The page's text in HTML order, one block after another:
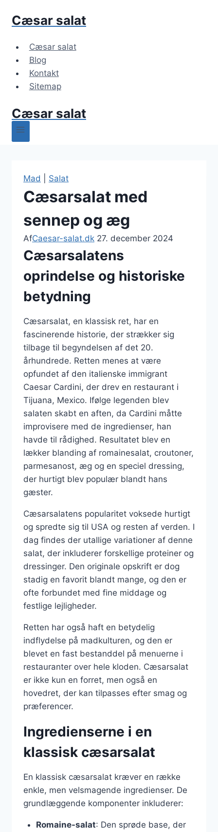
Cæsar salat
Cæsar salat
Blog
Kontakt
Sitemap
Cæsar salat
Mad Salat
Cæsarsalat med
sennep og æg
AfCaesar-salat.dk 27. december 2024
Cæsarsalatens
oprindelse og historiske
betydning
Cæsarsalat, en klassisk ret, har en
fascinerende historie, der strækker sig
tilbage til begyndelsen af det 20.
århundrede. Retten menes at være
opfundet af den italienske immigrant
Caesar Cardini, der drev en restaurant i
Tijuana, Mexico. Ifølge legenden blev
salaten skabt en aften, da Cardini måtte
improvisere med de ingredienser, han
havde til rådighed. Resultatet blev en
lækker blanding af romainesalat, croutoner,
parmesanost, æg og en speciel dressing,
der hurtigt blev populær blandt hans
gæster.
Cæsarsalatens popularitet voksede hurtigt
og spredte sig til USA og resten af verden. I
dag findes der utallige variationer af denne
salat, der inkluderer forskellige proteiner og
dressinger. Den originale opskrift er dog
stadig en favorit blandt mange, og den er
ofte forbundet med fine middage og
festlige lejligheder.
Retten har også haft en betydelig
indflydelse på madkulturen, og den er
blevet en fast bestanddel på menuerne i
restauranter over hele kloden. Cæsarsalat
er ikke kun en forret, men også en
hovedret, der kan tilpasses efter smag og
præferencer.
Ingredienserne i en
klassisk cæsarsalat
En klassisk cæsarsalat kræver en række
enkle, men velsmagende ingredienser. De
grundlæggende komponenter inkluderer:
Romaine-salat: Den sprøde base, der